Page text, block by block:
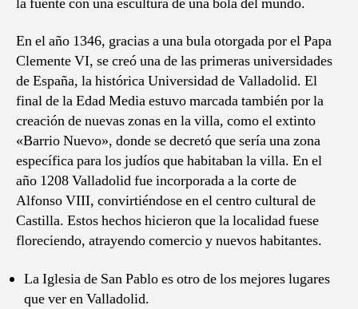
En el año 1346, gracias a una bula otorgada por el Papa
Clemente VI, se creó una de las primeras universidades
de España, la histórica Universidad de Valladolid. El
final de la Edad Media estuvo marcada también por la
creación de nuevas zonas en la villa, como el extinto
«Barrio Nuevo», donde se decretó que sería una zona
específica para los judíos que habitaban la villa. En el
año 1208 Valladolid fue incorporada a la corte de
Alfonso VIII, convirtiéndose en el centro cultural de
Castilla. Estos hechos hicieron que la localidad fuese
floreciendo, atrayendo comercio y nuevos habitantes.
La Iglesia de San Pablo es otro de los mejores lugares
que ver en Valladolid.